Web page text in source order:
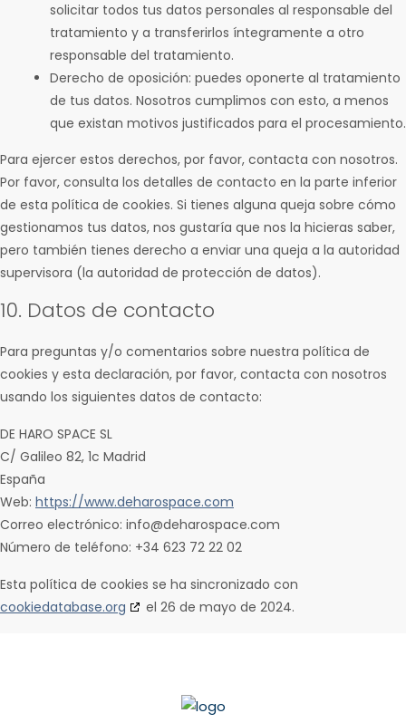
solicitar todos tus datos personales al responsable del
tratamiento y a transferirlos íntegramente a otro
responsable del tratamiento.
Derecho de oposición: puedes oponerte al tratamiento
de tus datos. Nosotros cumplimos con esto, a menos
que existan motivos justificados para el procesamiento.
Para ejercer estos derechos, por favor, contacta con nosotros.
Por favor, consulta los detalles de contacto en la parte inferior
de esta política de cookies. Si tienes alguna queja sobre cómo
gestionamos tus datos, nos gustaría que nos la hicieras saber,
pero también tienes derecho a enviar una queja a la autoridad
supervisora (la autoridad de protección de datos).
10. Datos de contacto
Para preguntas y/o comentarios sobre nuestra política de
cookies y esta declaración, por favor, contacta con nosotros
usando los siguientes datos de contacto:
DE HARO SPACE SL
C/ Galileo 82, 1c Madrid
España
Web: https://www.deharospace.com
Correo electrónico: info@deharospace.com
Número de teléfono: +34 623 72 22 02
Esta política de cookies se ha sincronizado con
cookiedatabase.org
el 26 de mayo de 2024.